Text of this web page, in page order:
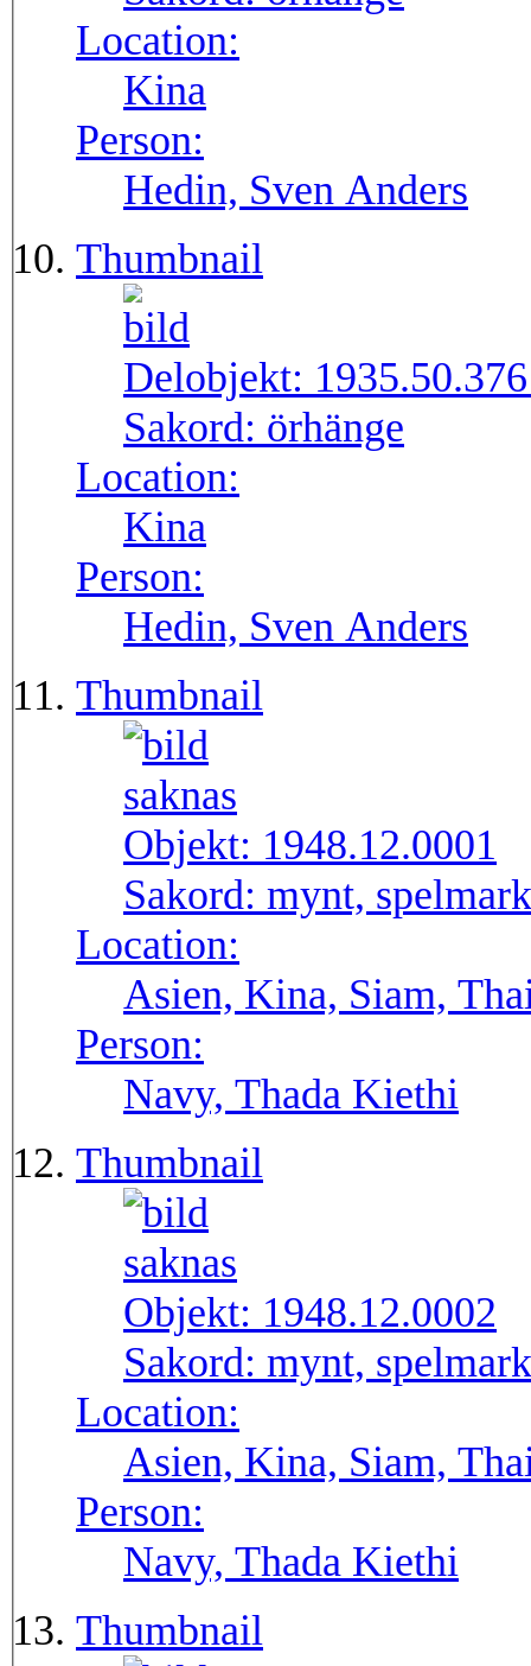
Location:
Kina
Person:
Hedin, Sven Anders
Thumbnail
Delobjekt:
Sakord: örhänge
Location:
Kina
Person:
Hedin, Sven Anders
Thumbnail
Objekt: 1948.12.0001
Sakord: mynt, spelmark
Location:
Asien, Kina, Siam,
Person:
Navy, Thada Kiethi
Thumbnail
Objekt: 1948.12.0002
Sakord: mynt, spelmark
Location:
Asien, Kina, Siam,
Person:
Navy, Thada Kiethi
Thumbnail